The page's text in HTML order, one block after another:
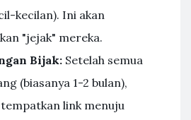
kecilan). Ini akan
"jejak" mereka.
Bijak: Setelah semua
(biasanya 1-2 bulan),
link menuju